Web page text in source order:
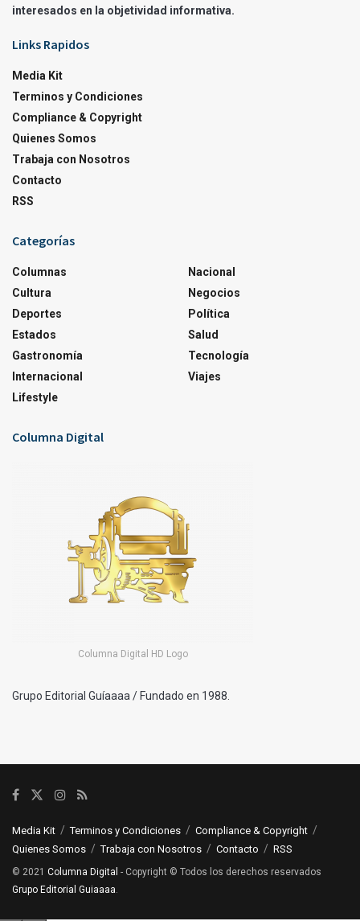
interesados en la objetividad informativa.
Links Rapidos
Media Kit
Terminos y Condiciones
Compliance & Copyright
Quienes Somos
Trabaja con Nosotros
Contacto
RSS
Categorías
Columnas
Cultura
Deportes
Estados
Gastronomía
Internacional
Lifestyle
Nacional
Negocios
Política
Salud
Tecnología
Viajes
Columna Digital
Columna Digital HD Logo
Grupo Editorial Guíaaaa / Fundado en 1988.
Media Kit Terminos y Condiciones
Compliance & Copyright
Quienes Somos
Trabaja con Nosotros Contacto RSS
© 2021 Columna Digital - Copyright © Todos los derechos reservados
Grupo Editorial Guiaaaa